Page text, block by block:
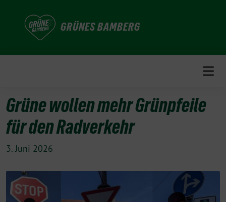
GRÜNES BAMBERG
Grüne wollen mehr Grünpfeile
für den Radverkehr
3. Juni 2026